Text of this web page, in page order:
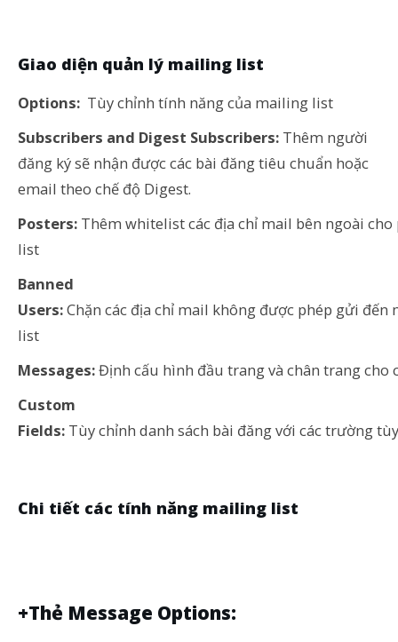
Giao diện quản lý mailing list
Options: Tùy chỉnh tính năng của mailing list
Subscribers and Digest Subscribers: Thêm người
đăng ký sẽ nhận được các bài đăng tiêu chuẩn hoặc
email theo chế độ Digest.
Posters: Thêm whitelist các địa chỉ mail bên ngoài
list
Banned
Users:Chặn các địa chỉ mail không được phép gửi đến
list
Messages:Định cấu hình đầu trang và chân trang
Custom
Fields: Tùy chỉnh danh sách bài đăng với các trường
Chi tiết các tính năng mailing list
+Thẻ Message Options: